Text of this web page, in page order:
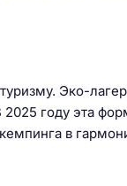
Эко-
году эта
в